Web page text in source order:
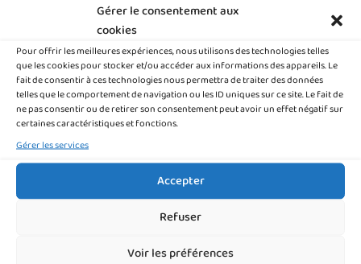
Gérer le consentement aux
cookies
Pour offrir les meilleures expériences, nous utilisons des technologies telles
que les cookies pour stocker et/ou accéder aux informations des appareils. Le
fait de consentir à ces technologies nous permettra de traiter des données
telles que le comportement de navigation ou les ID uniques sur ce site. Le fait de
ne pas consentir ou de retirer son consentement peut avoir un effet négatif sur
certaines caractéristiques et fonctions.
Gérer les services
Accepter
Refuser
Voir les préférences
TÉLÉCHARGER NOS PLAQUETTES POST-BAC
Plaquette CS Services Numériques aux
Organisations
350.40 KB 1 file(s)
Plaquette BTS gestion P.M.E
1 file(s)